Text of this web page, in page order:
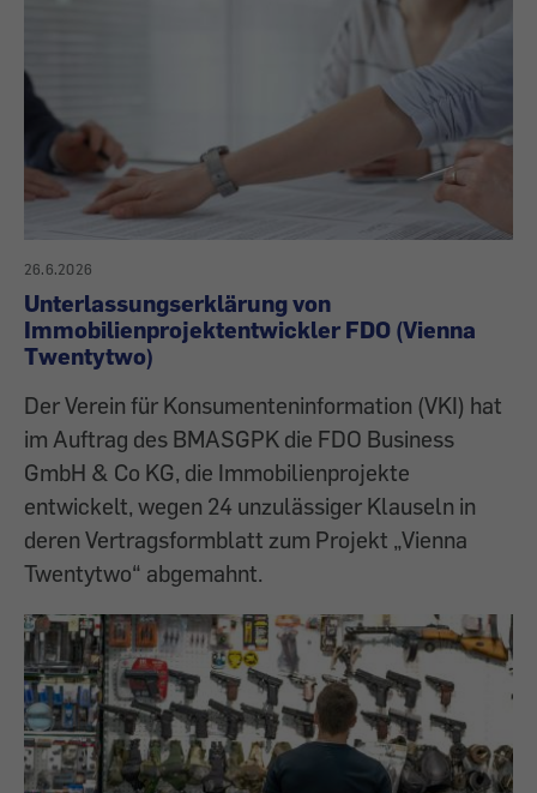
26.6.2026
Unterlassungserklärung von
Immobilienprojektentwickler FDO (Vienna
Twentytwo)
Der Verein für Konsumenteninformation (VKI) hat
im Auftrag des BMASGPK die FDO Business
GmbH & Co KG, die Immobilienprojekte
entwickelt, wegen 24 unzulässiger Klauseln in
deren Vertragsformblatt zum Projekt „Vienna
Twentytwo“ abgemahnt.